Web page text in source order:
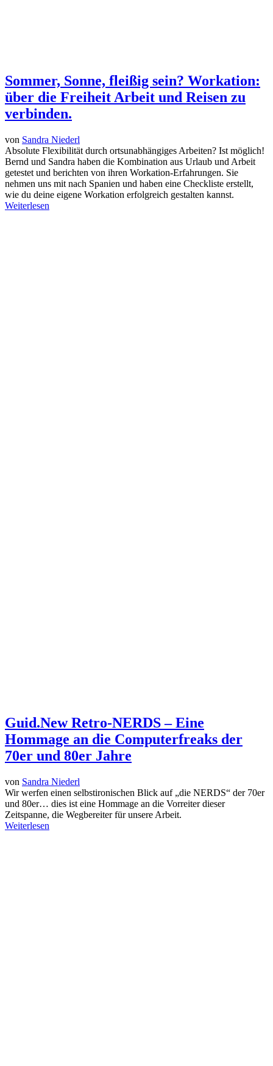
Sommer, Sonne, fleißig sein? Workation:
über die Freiheit Arbeit und Reisen zu
verbinden.
von Sandra Niederl
Absolute Flexibilität durch ortsunabhängiges Arbeiten? Ist möglich!
Bernd und Sandra haben die Kombination aus Urlaub und Arbeit
getestet und berichten von ihren Workation-Erfahrungen. Sie
nehmen uns mit nach Spanien und haben eine Checkliste erstellt,
wie du deine eigene Workation erfolgreich gestalten kannst.
Weiterlesen
Guid.New Retro-NERDS – Eine
Hommage an die Computerfreaks der
70er und 80er Jahre
von Sandra Niederl
Wir werfen einen selbstironischen Blick auf „die NERDS“ der 70er
und 80er… dies ist eine Hommage an die Vorreiter dieser
Zeitspanne, die Wegbereiter für unsere Arbeit.
Weiterlesen